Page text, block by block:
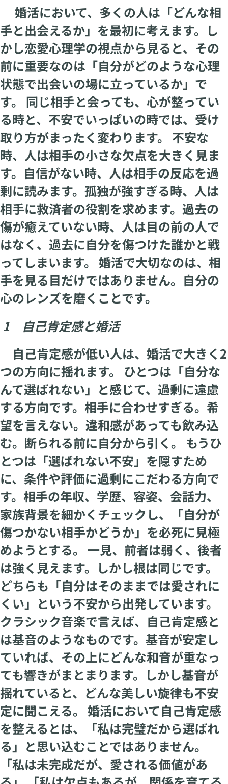
婚活において、多くの人は「どんな相
手と出会えるか」を最初に考えます。し
かし恋愛心理学の視点から見ると、その
前に重要なのは「自分がどのような心理
状態で出会いの場に立っているか」で
す。 同じ相手と会っても、心が整ってい
る時と、不安でいっぱいの時では、受け
取り方がまったく変わります。 不安な
時、人は相手の小さな欠点を大きく見ま
す。自信がない時、人は相手の反応を過
剰に読みます。孤独が強すぎる時、人は
相手に救済者の役割を求めます。過去の
傷が癒えていない時、人は目の前の人で
はなく、過去に自分を傷つけた誰かと戦
ってしまいます。 婚活で大切なのは、相
手を見る目だけではありません。自分の
心のレンズを磨くことです。
1 自己肯定感と婚活
自己肯定感が低い人は、婚活で大きく2
つの方向に揺れます。 ひとつは「自分な
んて選ばれない」と感じて、過剰に遠慮
する方向です。相手に合わせすぎる。希
望を言えない。違和感があっても飲み込
む。断られる前に自分から引く。 もうひ
とつは「選ばれない不安」を隠すため
に、条件や評価に過剰にこだわる方向で
す。相手の年収、学歴、容姿、会話力、
家族背景を細かくチェックし、「自分が
傷つかない相手かどうか」を必死に見極
めようとする。 一見、前者は弱く、後者
は強く見えます。しかし根は同じです。
どちらも「自分はそのままでは愛されに
くい」という不安から出発しています。
クラシック音楽で言えば、自己肯定感と
は基音のようなものです。基音が安定し
ていれば、その上にどんな和音が重なっ
ても響きがまとまります。しかし基音が
揺れていると、どんな美しい旋律も不安
定に聞こえる。 婚活において自己肯定感
を整えるとは、「私は完璧だから選ばれ
る」と思い込むことではありません。
「私は未完成だが、愛される価値があ